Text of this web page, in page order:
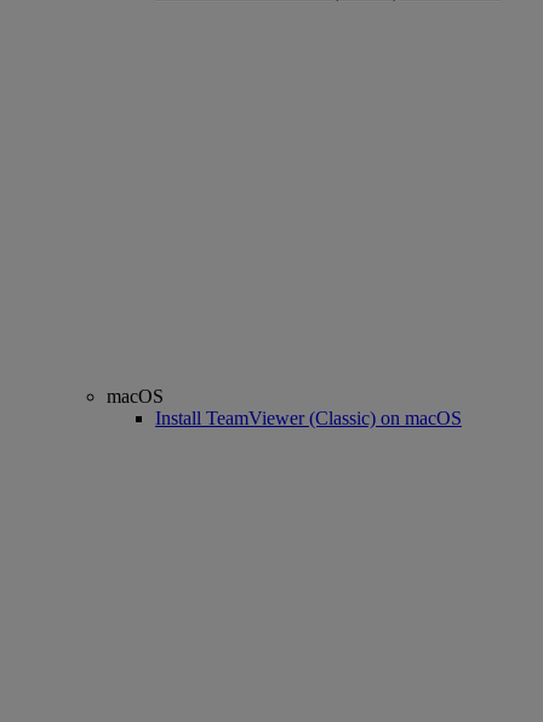
macOS
Install TeamViewer (Classic) on macOS